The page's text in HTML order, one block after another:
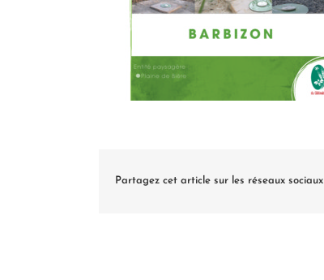
Partagez cet article sur les réseaux sociaux